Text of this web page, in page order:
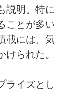
説明。特に
ことが多い
載には、気
られた。
ライズとし